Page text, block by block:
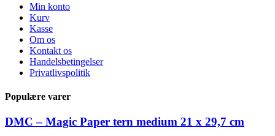
Min konto
Kurv
Kasse
Om os
Kontakt os
Handelsbetingelser
Privatlivspolitik
Populære varer
DMC – Magic Paper tern medium 21 x 29,7 cm